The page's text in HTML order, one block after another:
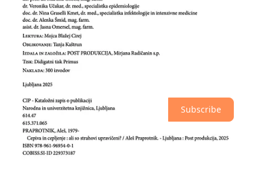
Poudariti je treba, da knjiga ni in ne želi biti poljudnoznanstveni
vodič v imunologijo. Njena vrednost je drugje: v prikazu procesa,
kako lahko posameznik z resnim, vztrajnim branjem in
razmišljanjem sam pride do bolj utemeljenih stališč. To
dokumentirano potovanje samostojnega učenja, obogateno z
osebnimi izkušnjami (vključno z osvežitvenimi odmerki cepiv),
bralcu ne ponuja le podatkov, ampak tudi navdih za lastno kritično
preizpraševanje in iskanje odgovorov.
Subscribe